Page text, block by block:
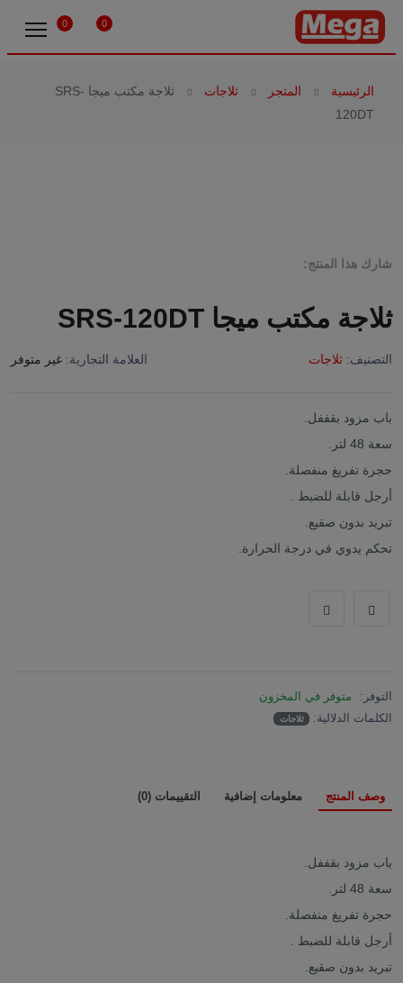
0
0
الرئيسية المتجر ثلاجات
ثلاجة مكتب ميجا SRS-
120DT
شارك هذا المنتج:
ثلاجة مكتب ميجا SRS-120DT
التصنيف: ثلاجات العلامة التجارية: غير متوفر
باب مزود بقففل.
سعة 48 لتر.
حجرة تفريغ منفصلة.
أرجل قابلة للضبط .
تبريد بدون صقيع.
تحكم يدوي في درجة الحرارة.
التوفر:
متوفر في المخزون
الكلمات الدلالية:
ثلاجات
وصف المنتج معلومات إضافية التقييمات (0)
باب مزود بقففل.
سعة 48 لتر.
حجرة تفريغ منفصلة.
أرجل قابلة للضبط .
تبريد بدون صقيع.